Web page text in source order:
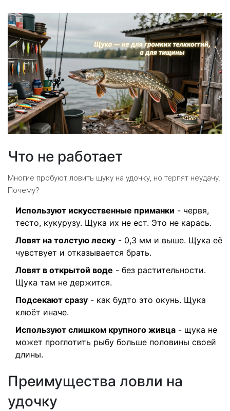
Что не работает
Многие пробуют ловить щуку на удочку, но терпят неудачу.
Почему?
Используют искусственные приманки - червя,
тесто, кукурузу. Щука их не ест. Это не карась.
Ловят на толстую леску - 0,3 мм и выше. Щука её
чувствует и отказывается брать.
Ловят в открытой воде - без растительности.
Щука там не держится.
Подсекают сразу - как будто это окунь. Щука
клюёт иначе.
Используют слишком крупного живца - щука не
может проглотить рыбу больше половины своей
длины.
Преимущества ловли на
удочку